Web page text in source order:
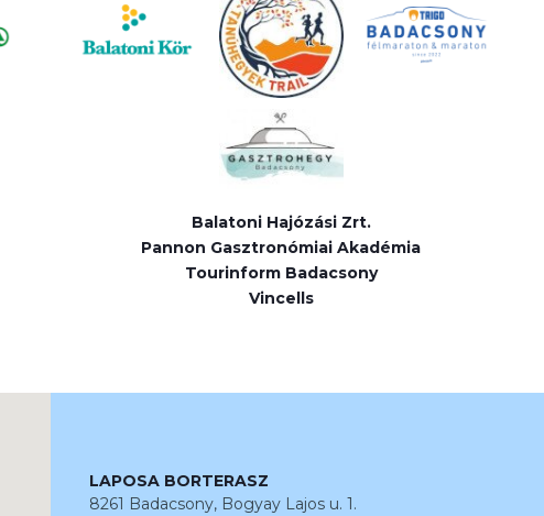
Balatoni Hajózási Zrt.
Pannon Gasztronómiai Akadémia
Tourinform Badacsony
Vincells
LAPOSA BORTERASZ
8261 Badacsony, Bogyay Lajos u. 1.